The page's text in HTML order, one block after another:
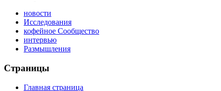
новости
Исследования
кофейное Сообщество
интервью
Размышления
Страницы
Главная страница